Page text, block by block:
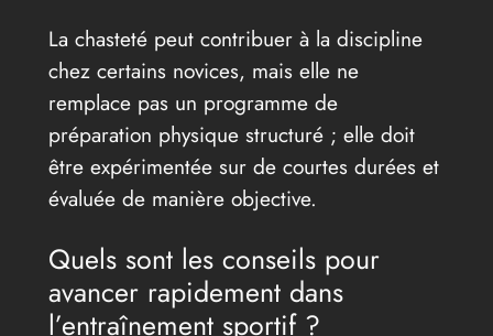
La chasteté peut contribuer à la discipline
chez certains novices, mais elle ne
remplace pas un programme de
préparation physique structuré ; elle doit
être expérimentée sur de courtes durées et
évaluée de manière objective.
Quels sont les conseils pour
avancer rapidement dans
l’entraînement sportif ?